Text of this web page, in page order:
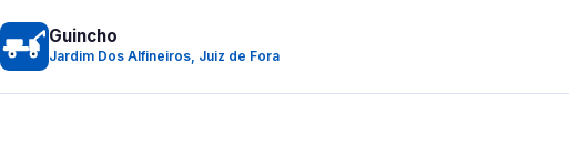
Guincho
Jardim Dos Alfineiros, Juiz de Fora